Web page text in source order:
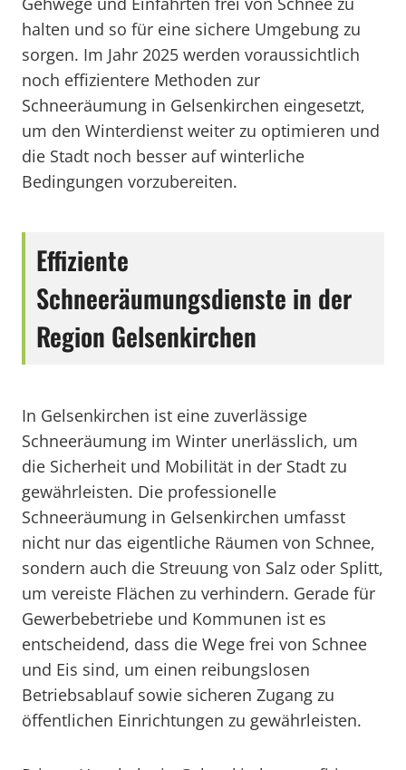
halten und so für eine sichere Umgebung zu
sorgen. Im Jahr 2025 werden voraussichtlich
noch effizientere Methoden zur
Schneeräumung in Gelsenkirchen eingesetzt,
um den Winterdienst weiter zu optimieren und
die Stadt noch besser auf winterliche
Bedingungen vorzubereiten.
Effiziente
Schneeräumungsdienste in der
Region Gelsenkirchen
In Gelsenkirchen ist eine zuverlässige
Schneeräumung im Winter unerlässlich, um
die Sicherheit und Mobilität in der Stadt zu
gewährleisten. Die professionelle
Schneeräumung in Gelsenkirchen umfasst
nicht nur das eigentliche Räumen von Schnee,
sondern auch die Streuung von Salz oder Splitt,
um vereiste Flächen zu verhindern. Gerade für
Gewerbebetriebe und Kommunen ist es
entscheidend, dass die Wege frei von Schnee
und Eis sind, um einen reibungslosen
Betriebsablauf sowie sicheren Zugang zu
öffentlichen Einrichtungen zu gewährleisten.